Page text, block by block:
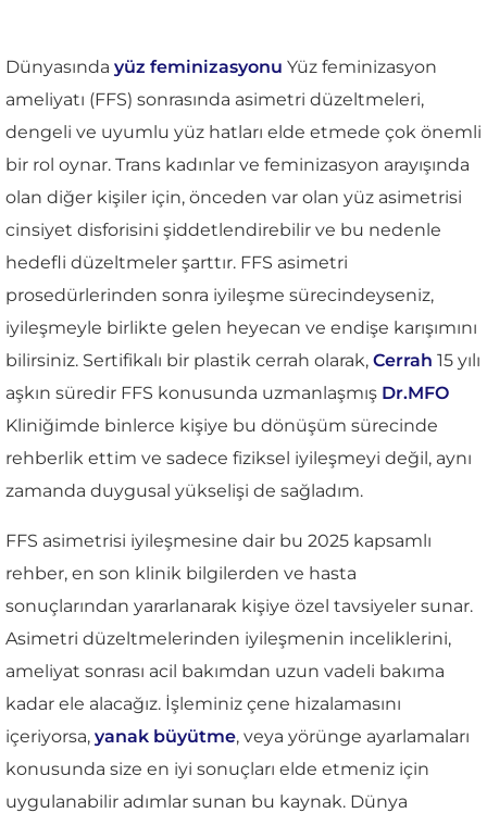
Dünyasında yüz feminizasyonu Yüz feminizasyon
ameliyatı (FFS) sonrasında asimetri düzeltmeleri,
dengeli ve uyumlu yüz hatları elde etmede çok önemli
bir rol oynar. Trans kadınlar ve feminizasyon arayışında
olan diğer kişiler için, önceden var olan yüz asimetrisi
cinsiyet disforisini şiddetlendirebilir ve bu nedenle
hedefli düzeltmeler şarttır. FFS asimetri
prosedürlerinden sonra iyileşme sürecindeyseniz,
iyileşmeyle birlikte gelen heyecan ve endişe karışımını
bilirsiniz. Sertifikalı bir plastik cerrah olarak, Cerrah 15 yılı
aşkın süredir FFS konusunda uzmanlaşmış Dr.MFO
Kliniğimde binlerce kişiye bu dönüşüm sürecinde
rehberlik ettim ve sadece fiziksel iyileşmeyi değil, aynı
zamanda duygusal yükselişi de sağladım.
FFS asimetrisi iyileşmesine dair bu 2025 kapsamlı
rehber, en son klinik bilgilerden ve hasta
sonuçlarından yararlanarak kişiye özel tavsiyeler sunar.
Asimetri düzeltmelerinden iyileşmenin inceliklerini,
ameliyat sonrası acil bakımdan uzun vadeli bakıma
kadar ele alacağız. İşleminiz çene hizalamasını
içeriyorsa, yanak büyütme, veya yörünge ayarlamaları
konusunda size en iyi sonuçları elde etmeniz için
uygulanabilir adımlar sunan bu kaynak. Dünya